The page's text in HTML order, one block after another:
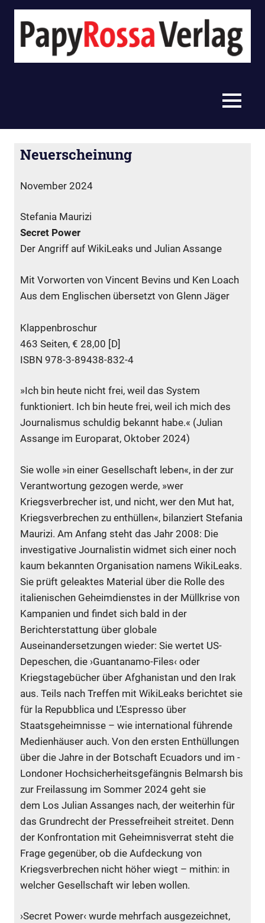
Zum
Inhalt
springen
MENU
Neuerscheinung
November 2024
Stefania Maurizi
Secret Power
Der Angriff auf WikiLeaks und Julian Assange
Mit Vorworten von Vincent Bevins und Ken Loach
Aus dem Englischen übersetzt von Glenn Jäger
Klappenbroschur
463 Seiten, € 28,00 [D]
ISBN 978-3-89438-832-4
»Ich bin heute nicht frei, weil das System
funktioniert. Ich bin ­heute frei, weil ich mich des
Journalismus schuldig bekannt habe.« (Julian
Assange im Europarat, Oktober 2024)
Sie wolle »in einer Gesellschaft leben«, in der zur
Verantwortung gezogen werde, »wer
Kriegsverbrecher ist, und nicht, wer den Mut hat,
Kriegsverbrechen zu enthüllen«, bilanziert Stefania
Maurizi. Am Anfang steht das Jahr 2008: Die
investigative Journalistin widmet sich einer noch
kaum bekannten Organisation namens WikiLeaks.
Sie prüft geleaktes Material über die Rolle des
italienischen Geheimdienstes in der Müllkrise von
Kampanien und findet sich bald in der
Berichterstattung über globale
Auseinandersetzungen wieder: Sie wertet US-
Depeschen, die ›Guantanamo-Files‹ oder
Kriegstagebücher über Afghanistan und den Irak
aus. Teils nach Treffen mit WikiLeaks berichtet sie
für la Repubblica und L’Espresso über
Staatsgeheimnisse – wie international führende
Medienhäuser auch. Von den ersten Enthüllungen
über die Jahre in der Botschaft Ecuadors und im ­
Londoner Hochsicherheitsgefängnis ­Belmarsh bis
zur Freilassung im Sommer 2024 geht sie
dem Los Julian Assanges nach, der weiterhin für
das Grundrecht der Pressefreiheit streitet. Denn
der Konfrontation mit ­Geheimnisverrat steht die
Frage gegenüber, ob die Aufdeckung von
Kriegsverbrechen nicht höher wiegt – mithin: in
welcher ­Gesellschaft wir leben wollen.
›Secret Power‹ wurde mehrfach ausgezeichnet,